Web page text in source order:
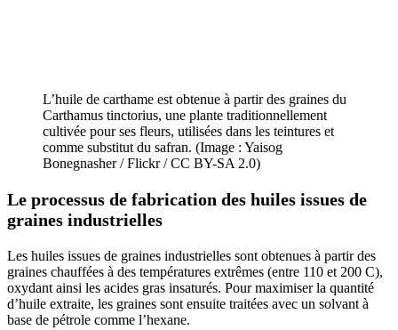
L’huile de carthame est obtenue à partir des graines du
Carthamus tinctorius, une plante traditionnellement
cultivée pour ses fleurs, utilisées dans les teintures et
comme substitut du safran. (Image : Yaisog
Bonegnasher / Flickr / CC BY-SA 2.0)
Le processus de fabrication des huiles issues de
graines industrielles
Les huiles issues de graines industrielles sont obtenues à partir des
graines chauffées à des températures extrêmes (entre 110 et 200 C),
oxydant ainsi les acides gras insaturés. Pour maximiser la quantité
d’huile extraite, les graines sont ensuite traitées avec un solvant à
base de pétrole comme l’hexane.